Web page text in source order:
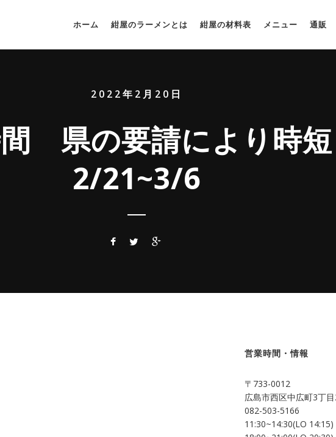
ホーム 紺屋のラーメンとは 紺屋の材料表 メニュー 通販
2022年2月20日
県の要請により時
2/21~3/6
営業時間・情報
〒733-0012
広島市西区中広町3丁
082-503-5166
11:30~14:30(LO 14:15)